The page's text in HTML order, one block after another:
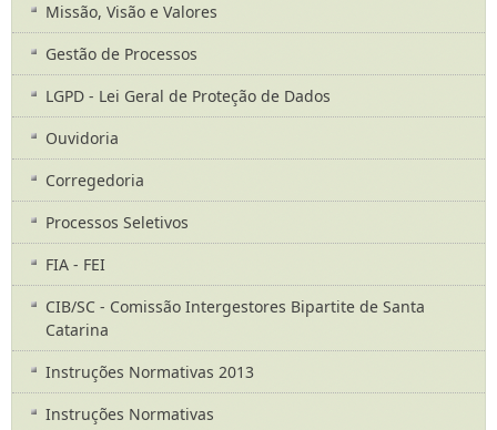
Missão, Visão e Valores
Gestão de Processos
LGPD - Lei Geral de Proteção de Dados
Ouvidoria
Corregedoria
Processos Seletivos
FIA - FEI
CIB/SC - Comissão Intergestores Bipartite de Santa
Catarina
Instruções Normativas 2013
Instruções Normativas